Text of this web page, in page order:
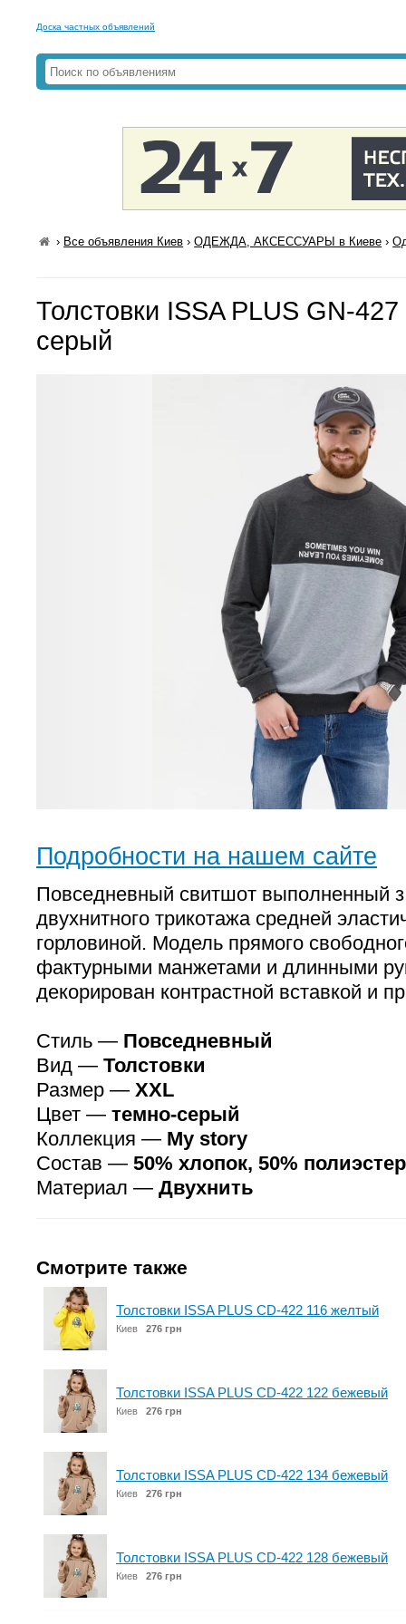
Доска частных объявлений
› Все объявления Киев ›ОДЕЖДА, АКСЕССУАРЫ в Киеве ›
Толстовки ISSA PLUS GN-
серый
Подробности на нашем сайте
Повседневный свитшот выполненный з
двухнитного трикотажа средней
горловиной. Модель прямого
фактурными манжетами и длинными
декорирован контрастной вставкой и
Стиль — Повседневный
Вид — Толстовки
Размер — XXL
Цвет — темно-серый
Коллекция — My story
Состав — 50% хлопок, 50% полиэстер
Материал — Двухнить
Смотрите также
Толстовки ISSA PLUS CD-422 116 желтый
Киев 276 грн
Толстовки ISSA PLUS CD-422 122 бежевый
Киев 276 грн
Толстовки ISSA PLUS CD-422 134 бежевый
Киев 276 грн
Толстовки ISSA PLUS CD-422 128 бежевый
Киев 276 грн